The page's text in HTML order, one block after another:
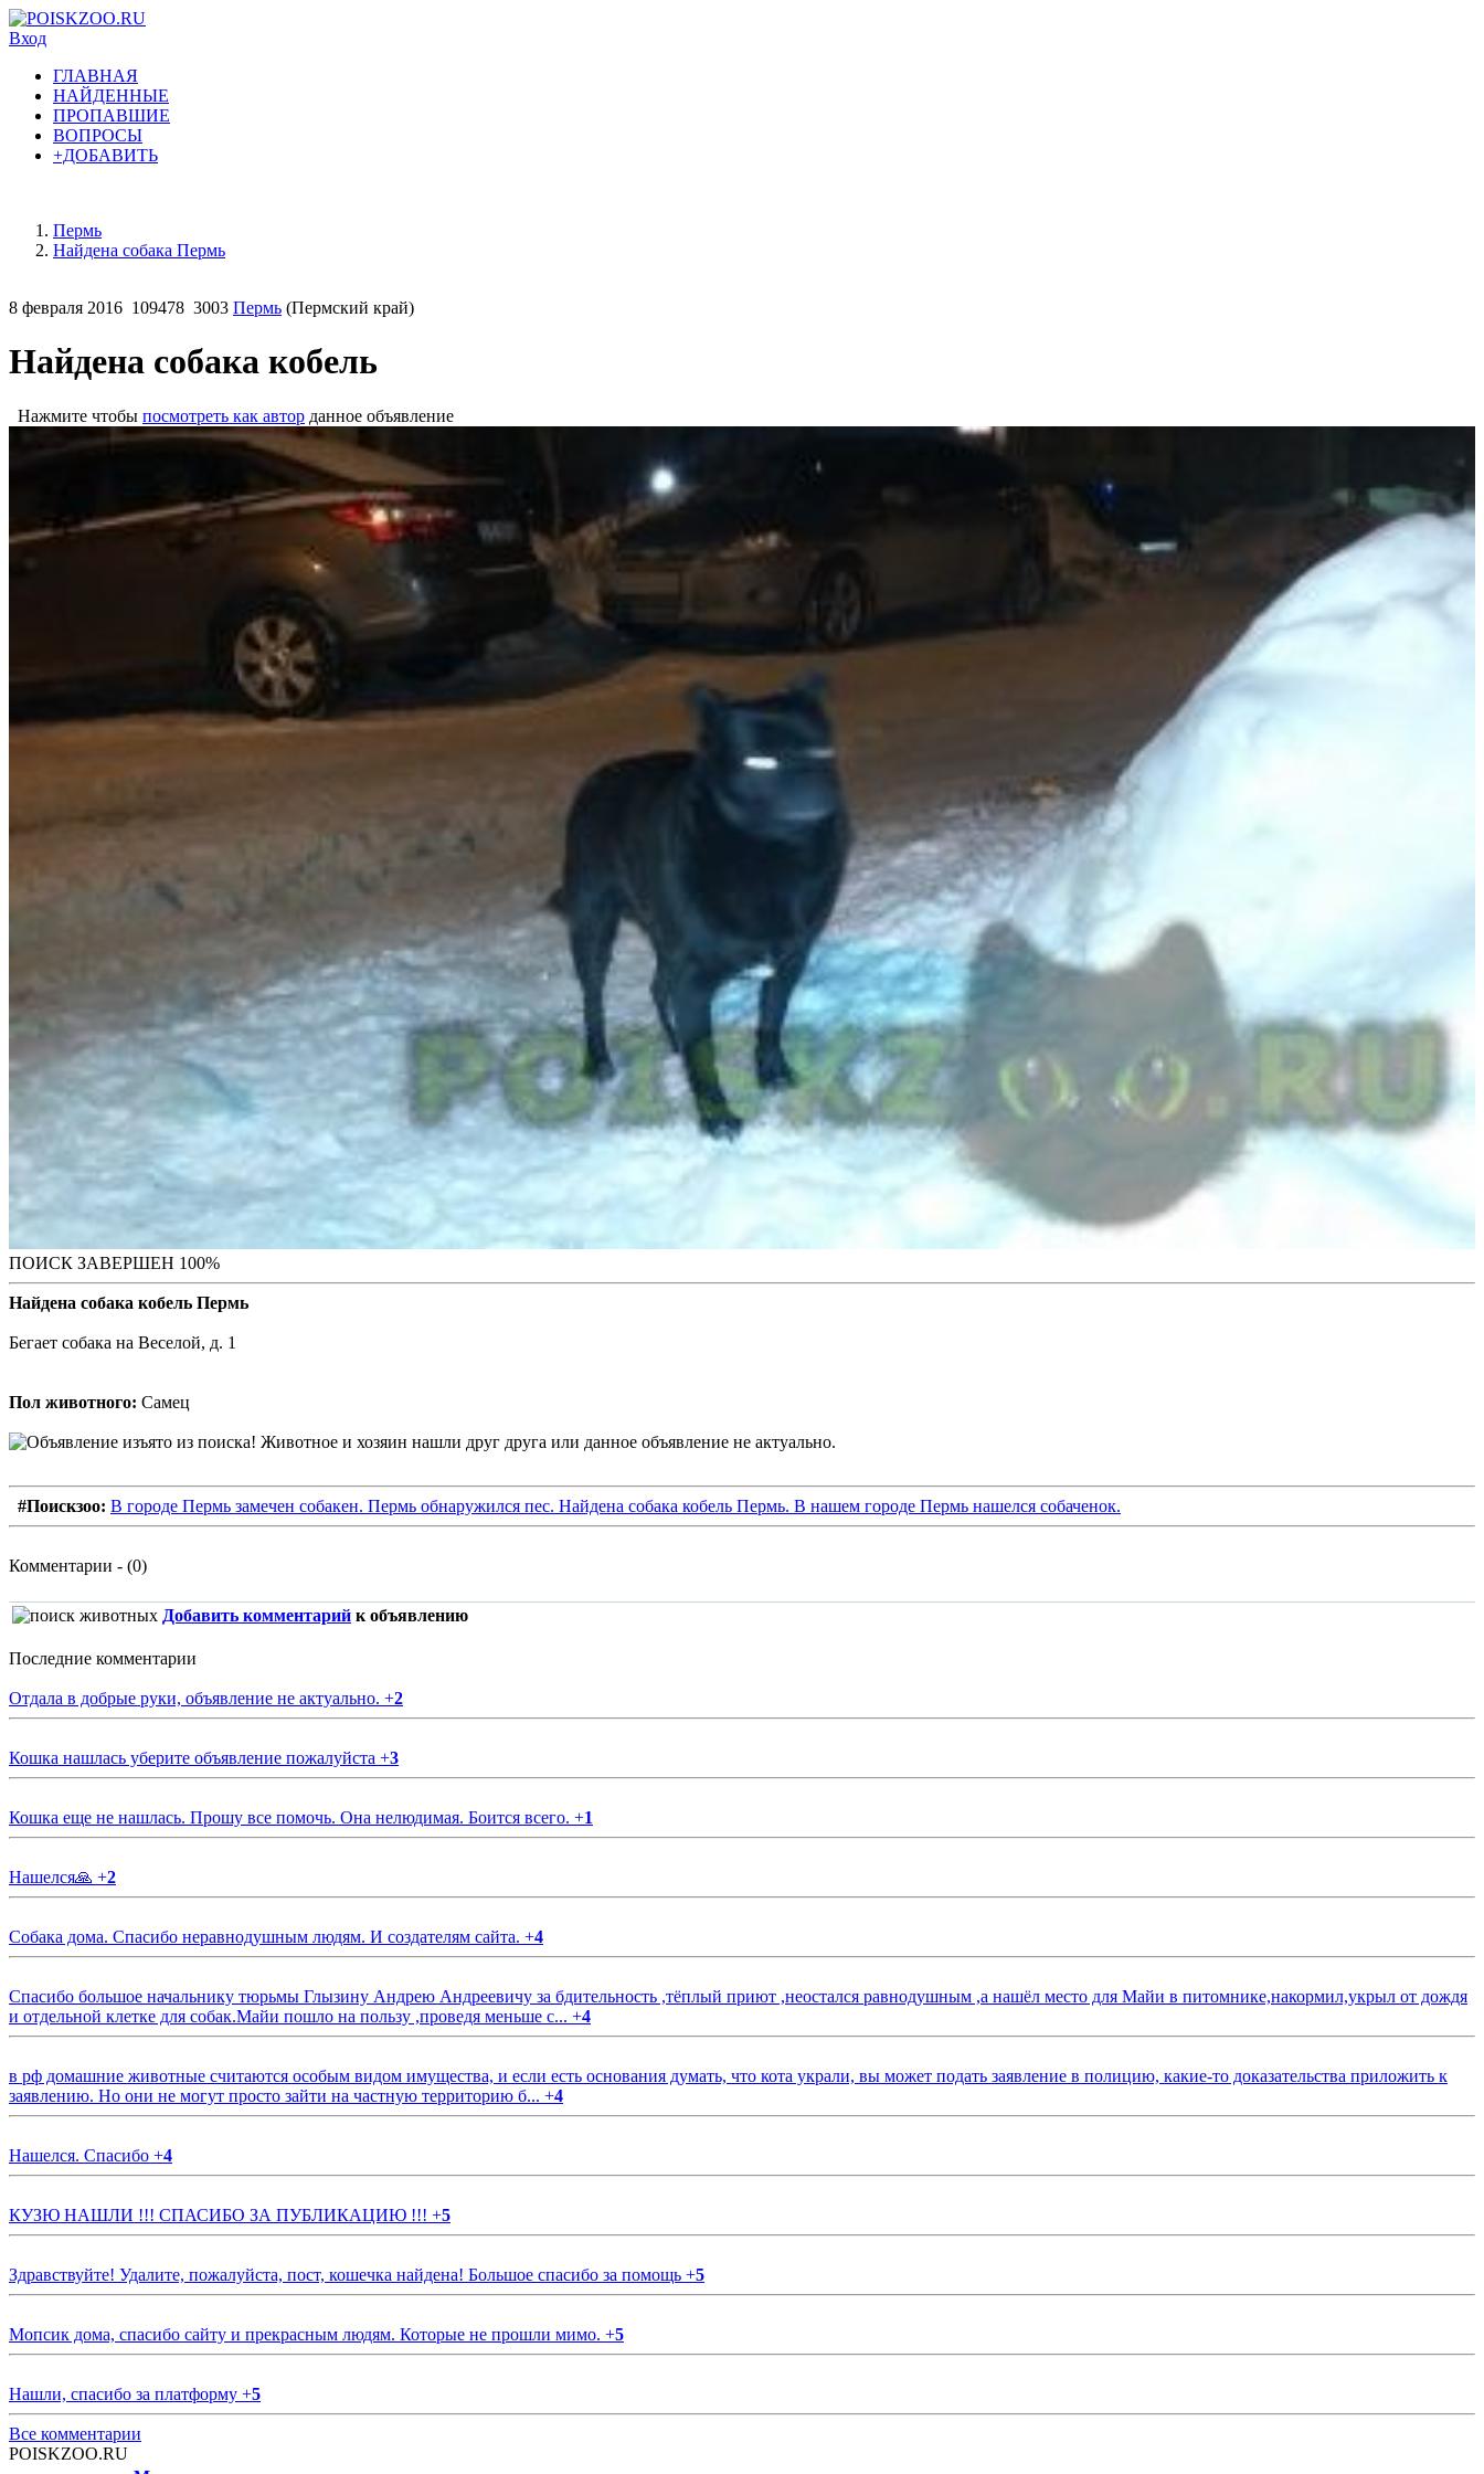
Вход
ГЛАВНАЯ
НАЙДЕННЫЕ
ПРОПАВШИЕ
ВОПРОСЫ
+ДОБАВИТЬ
Пермь
Найдена собака Пермь
8 февраля 2016 109478 3003 Пермь (Пермский край)
Найдена собака кобель
Нажмите чтобы посмотреть как автор данное объявление
ПОИСК ЗАВЕРШЕН 100%
Найдена собака кобель Пермь
Бегает собака на Веселой, д. 1
Пол животного: Самец
#Поискзоо: В городе Пермь замечен собакен. Пермь обнаружился пес. Найдена собака кобель Пермь. В нашем городе Пермь нашелся собаченок.
Комментарии - (0)
Добавить комментарий к объявлению
Последние комментарии
Отдала в добрые руки, объявление не актуально. +2
Кошка нашлась уберите объявление пожалуйста +3
Кошка еще не нашлась. Прошу все помочь. Она нелюдимая. Боится всего. +1
Нашелся🙏 +2
Собака дома. Спасибо неравнодушным людям. И создателям сайта. +4
Спасибо большое начальнику тюрьмы Глызину Андрею Андреевичу за бдительность ,тёплый приют ,неостался равнодушным ,а нашёл место для Майи в питомнике,накормил,укрыл от дождя
и отдельной клетке для собак.Майи пошло на пользу ,проведя меньше с... +4
в рф домашние животные считаются особым видом имущества, и если есть основания думать, что кота украли, вы может подать заявление в полицию, какие-то доказательства приложить к
заявлению. Но они не могут просто зайти на частную территорию б... +4
Нашелся. Спасибо +4
КУЗЮ НАШЛИ !!! СПАСИБО ЗА ПУБЛИКАЦИЮ !!! +5
Здравствуйте! Удалите, пожалуйста, пост, кошечка найдена! Большое спасибо за помощь +5
Мопсик дома, спасибо сайту и прекрасным людям. Которые не прошли мимо. +5
Нашли, спасибо за платформу +5
Все комментарии
POISKZOO.RU